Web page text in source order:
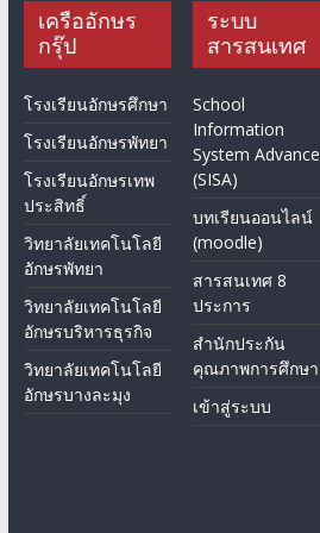
เครืออักษร
กรุ๊ป
โรงเรียนอักษรศึกษา
โรงเรียนอักษรพัทยา
โรงเรียนอักษรเทพ
ประสิทธิ์
วิทยาลัยเทคโนโลยี
อักษรพัทยา
วิทยาลัยเทคโนโลยี
อักษรบริหารธุรกิจ
วิทยาลัยเทคโนโลยี
อักษรบางละมุง
ระบบ
สารสนเทศ
School
Information
System Advance
(SISA)
บทเรียนออนไลน์
(moodle)
สารสนเทศ 8
ประการ
สำนักประกัน
คุณภาพการศึกษา
เข้าสู่ระบบ